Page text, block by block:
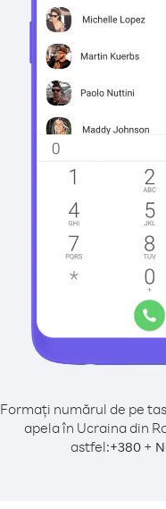
Formați numărul de pe
apela în Ucraina din
astfel:+380+